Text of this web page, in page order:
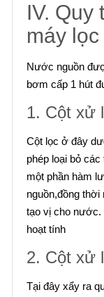
IV. Quy
máy
Nước nguồn
bơm cấp 1 hút
1. Cột xử
Cột lọc ở đây
phép loại bỏ
một phần hàm
nguồn,đồng
tạo vị cho nước.
hoạt tính
2. Cột xử
Tại đây xẩy ra